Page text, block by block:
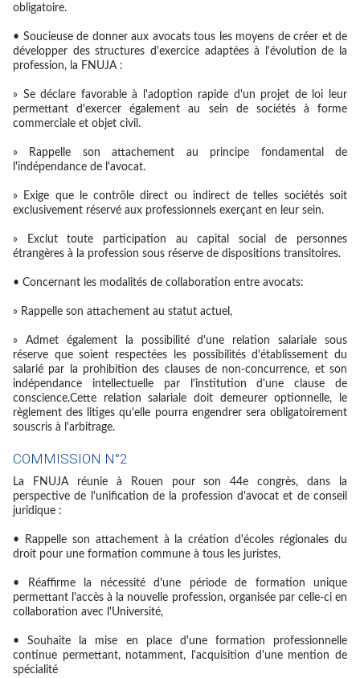
obligatoire.
• Soucieuse de donner aux avocats tous les moyens de créer et de
développer des structures d'exercice adaptées à l'évolution de la
profession, la FNUJA :
» Se déclare favorable à l'adoption rapide d'un projet de loi leur
permettant d'exercer également au sein de sociétés à forme
commerciale et objet civil.
» Rappelle son attachement au principe fondamental de
l'indépendance de l'avocat.
» Exige que le contrôle direct ou indirect de telles sociétés soit
exclusivement réservé aux professionnels exerçant en leur sein.
» Exclut toute participation au capital social de personnes
étrangères à la profession sous réserve de dispositions transitoires.
• Concernant les modalités de collaboration entre avocats:
» Rappelle son attachement au statut actuel,
» Admet également la possibilité d'une relation salariale sous
réserve que soient respectées les possibilités d'établissement du
salarié par la prohibition des clauses de non-concurrence, et son
indépendance intellectuelle par l'institution d'une clause de
conscience.Cette relation salariale doit demeurer optionnelle, le
règlement des litiges qu'elle pourra engendrer sera obligatoirement
souscris à l'arbitrage.
COMMISSION N°2
La FNUJA réunie à Rouen pour son 44e congrès, dans la
perspective de l'unification de la profession d'avocat et de conseil
juridique :
• Rappelle son attachement à la création d'écoles régionales du
droit pour une formation commune à tous les juristes,
• Réaffirme la nécessité d'une période de formation unique
permettant l'accès à la nouvelle profession, organisée par celle-ci en
collaboration avec l'Université,
• Souhaite la mise en place d'une formation professionnelle
continue permettant, notamment, l'acquisition d'une mention de
spécialité